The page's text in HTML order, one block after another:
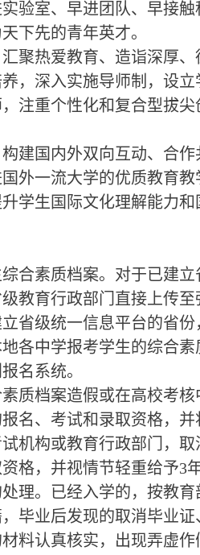
验室、早进团队、早接
下先的青年英才。
汇聚热爱教育、造诣深厚
，深入实施导师制，设
注重个性化和复合型拔
构建国内外双向互动、合
外一流大学的优质教育
学生国际文化理解能力和
综合素质档案。对于已建
教育行政部门直接上传
省级统一信息平台的省
各中学报考学生的综合
名系统。
素质档案造假或在高校考
名、考试和录取资格，
机构或教育行政部门，
格，并视情节轻重给予3
理。已经入学的，按教
毕业后发现的取消毕业
料认真核实，出现弄虚